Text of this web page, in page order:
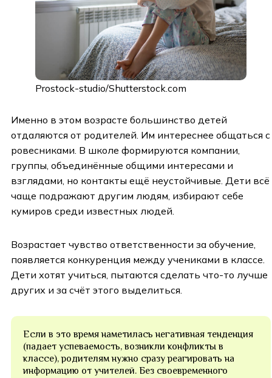
Prostock-studio/Shutterstock.com
Именно в этом возрасте большинство детей
отдаляются от родителей. Им интереснее общаться с
ровесниками. В школе формируются компании,
группы, объединённые общими интересами и
взглядами, но контакты ещё неустойчивые. Дети всё
чаще подражают другим людям, избирают себе
кумиров среди известных людей.
Возрастает чувство ответственности за обучение,
появляется конкуренция между учениками в классе.
Дети хотят учиться, пытаются сделать что-то лучше
других и за счёт этого выделиться.
Если в это время наметилась негативная тенденция
(падает успеваемость, возникли конфликты в
классе), родителям нужно сразу реагировать на
информацию от учителей. Без своевременного